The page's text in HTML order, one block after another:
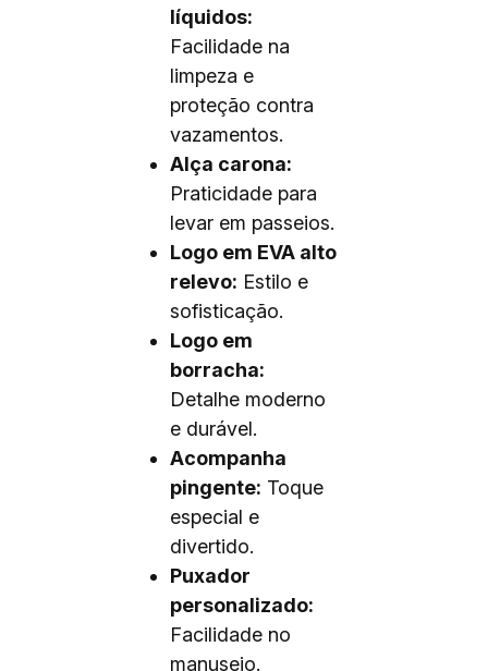
líquidos:
Facilidade na
limpeza e
proteção contra
vazamentos.
Alça carona:
Praticidade para
levar em passeios.
Logo em EVA alto
relevo: Estilo e
sofisticação.
Logo em
borracha:
Detalhe moderno
e durável.
Acompanha
pingente: Toque
especial e
divertido.
Puxador
personalizado:
Facilidade no
manuseio.